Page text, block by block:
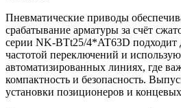
Пневматические приводы
срабатывание арматуры за счёт
серии NK-BTt25/4*AT63D подходит
частотой переключений и
автоматизированных линиях, где
компактность и безопасность.
установки позиционеров и